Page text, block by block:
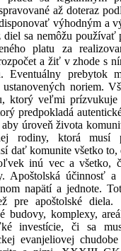
až doteraz
výhodným a
sa nemôžu používať
platu za
a žiť v zhode s
Eventuálny prebytok
noriem.
ktorý veľmi prízvukuje
predpokladá
úroveň života
rodiny, ktorá musí
dať komunite všetko
inú vec a všetko,
Apoštolská účinnosť a
napätí a jednote.
pre apoštolské diela.
budovy, komplexy,
investície, či sa
evanjeliovej